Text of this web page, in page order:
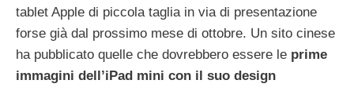
tablet Apple di piccola taglia in via di presentazione
forse già dal prossimo mese di ottobre. Un sito cinese
ha pubblicato quelle che dovrebbero essere le prime
immagini dell’iPad mini con il suo design